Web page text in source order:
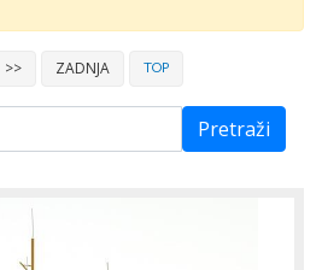
>> ZADNJA TOP
Pretraži